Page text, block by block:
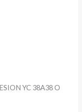
YC 38A38 O